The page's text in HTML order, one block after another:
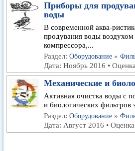
Приборы для
воды
В современной аква-
продувания воды воздухом
компрессора,...
Раздел: Оборудование »
Дата: Ноябрь 2016 •
Механические и
Активная очистка воды с
и биологических фильтров
Раздел: Оборудование »
Дата: Август 2016 •